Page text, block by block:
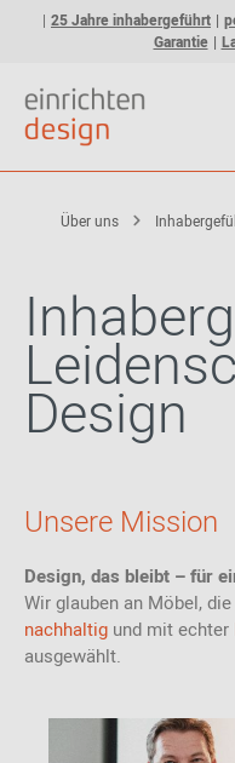
25 Jahre inhabergeführt
Garantie
Über uns
Design
Unsere Mission
Design, das bleibt – für
Wir glauben an Möbel,
nachhaltig und mit echter
ausgewählt.